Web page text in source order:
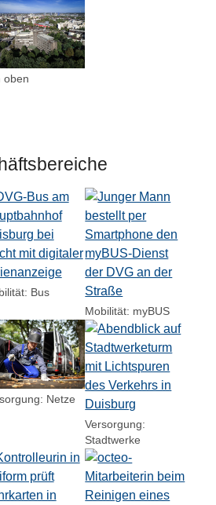
larger version for:
oben
larger version for:
Bus
Show larger version for:
Mobilität: myBUS
larger version for:
Netze
Show larger version for:
Versorgung:
Stadtwerke
larger version for:Show larger version for: